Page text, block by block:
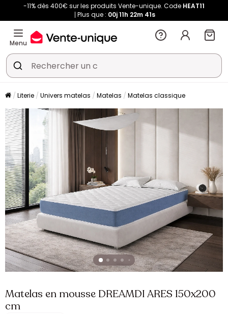
-11% dès 400€ sur les produits Vente-unique. Code HEAT11
Plus que : 00j11h 22m 41s
Menu
Literie Univers matelas Matelas Matelas classique
Matelas en mousse DREAMDI ARES 150x200
cm